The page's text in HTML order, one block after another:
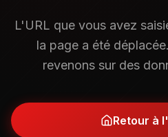
L'URL que vous avez
la page a été
revenons sur des
Retour à